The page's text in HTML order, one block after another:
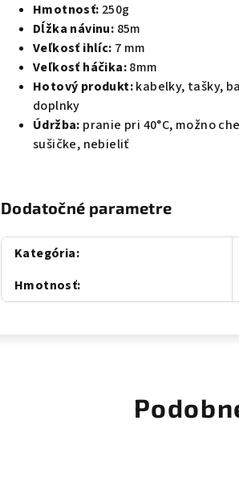
Hmotnosť: 250g
Dĺžka návinu: 85m
Veľkosť ihlíc: 7 mm
Veľkosť háčika:8mm
Hotový produkt:kabelky, tašky,
doplnky
Údržba: pranie pri 40°C, možno
sušičke, nebieliť
Dodatočné parametre
Kategória:
Hmotnosť: